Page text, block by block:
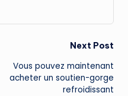
Next Post
Vous pouvez maintenant
acheter un soutien-gorge
refroidissant